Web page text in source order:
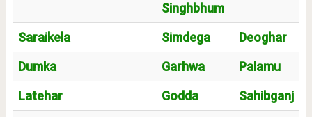
Singhbhum
Saraikela Simdega
Deoghar
Dumka
Garhwa
Palamu
Latehar
Godda
Sahibganj